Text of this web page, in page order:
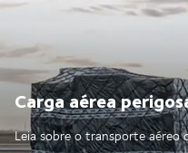
Carga aérea
Leia sobre o transporte aéreo